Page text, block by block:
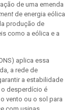
de uma emenda
de energia eólica
produção de
como a eólica e a
aplica essa
a rede de
a estabilidade
o desperdício é
vento ou o sol para